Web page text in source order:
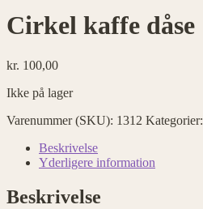
Cirkel kaffe dåse
kr. 100,00
Ikke på lager
Varenummer (SKU): 1312 Kategorier:
Beskrivelse
Yderligere information
Beskrivelse